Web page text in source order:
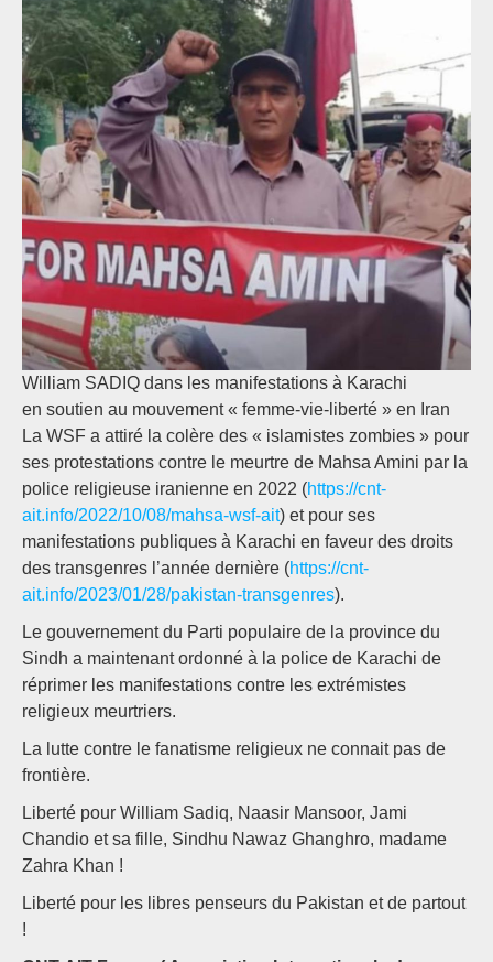
William SADIQ dans les manifestations à Karachi
en soutien au mouvement « femme-vie-liberté » en Iran
La WSF a attiré la colère des « islamistes zombies » pour
ses protestations contre le meurtre de Mahsa Amini par la
police religieuse iranienne en 2022 (https://cnt-
ait.info/2022/10/08/mahsa-wsf-ait) et pour ses
manifestations publiques à Karachi en faveur des droits
des transgenres l’année dernière (https://cnt-
ait.info/2023/01/28/pakistan-transgenres).
Le gouvernement du Parti populaire de la province du
Sindh a maintenant ordonné à la police de Karachi de
réprimer les manifestations contre les extrémistes
religieux meurtriers.
La lutte contre le fanatisme religieux ne connait pas de
frontière.
Liberté pour William Sadiq, Naasir Mansoor, Jami
Chandio et sa fille, Sindhu Nawaz Ghanghro, madame
Zahra Khan !
Liberté pour les libres penseurs du Pakistan et de partout
!